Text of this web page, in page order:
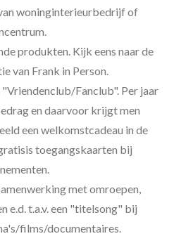
woninginterieurbedrijf of
produkten. Kijk eens naar de
van Frank in Person.
Fanclub". Per jaar
en daarvoor krijgt men
een welkomstcadeau in de
toegangskaarten bij
met omroepen,
t.a.v. een "titelsong" bij
films/documentaires.